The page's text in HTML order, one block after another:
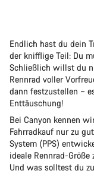
Endlich hast du dein
der knifflige Teil: Du
Schließlich willst du
Rennrad voller
dann festzustellen –
Enttäuschung!
Bei Canyon kennen
Fahrradkauf nur zu
System (PPS)
ideale Rennrad-
Und was solltest du